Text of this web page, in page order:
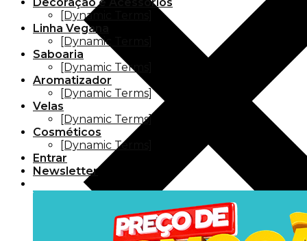
[Dynamic Terms]
Linha Vegana
[Dynamic Terms]
Saboaria
[Dynamic Terms]
Aromatizador
[Dynamic Terms]
Velas
[Dynamic Terms]
Cosméticos
[Dynamic Terms]
Entrar
Newsletter